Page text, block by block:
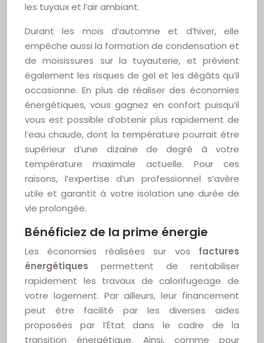
les tuyaux et l’air ambiant.
Durant les mois d’automne et d’hiver, elle
empêche aussi la formation de condensation et
de moisissures sur la tuyauterie, et prévient
également les risques de gel et les dégâts qu’il
occasionne. En plus de réaliser des économies
énergétiques, vous gagnez en confort puisqu’il
vous est possible d’obtenir plus rapidement de
l’eau chaude, dont la température pourrait être
supérieur d’une dizaine de degré à votre
température maximale actuelle. Pour ces
raisons, l’expertise d’un professionnel s’avère
utile et garantit à votre isolation une durée de
vie prolongée.
Bénéficiez de la prime énergie
Les économies réalisées sur vos factures
énergétiques permettent de rentabiliser
rapidement les travaux de calorifugeage de
votre logement. Par ailleurs, leur financement
peut être facilité par les diverses aides
proposées par l’État dans le cadre de la
transition énergétique. Ainsi, comme pour